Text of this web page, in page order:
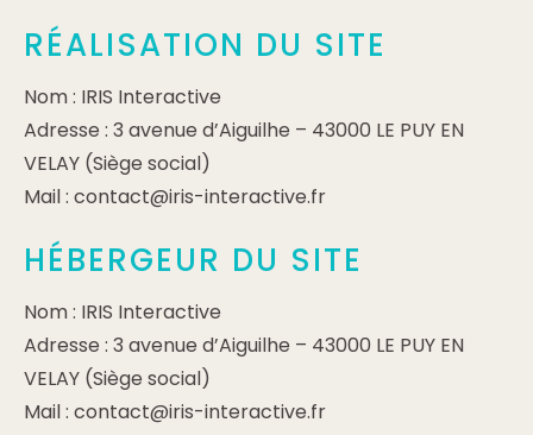
RÉALISATION DU SITE
Nom : IRIS Interactive
Adresse : 3 avenue d’Aiguilhe – 43000 LE PUY EN
VELAY (Siège social)
Mail : contact@iris-interactive.fr
HÉBERGEUR DU SITE
Nom : IRIS Interactive
Adresse : 3 avenue d’Aiguilhe – 43000 LE PUY EN
VELAY (Siège social)
Mail : contact@iris-interactive.fr